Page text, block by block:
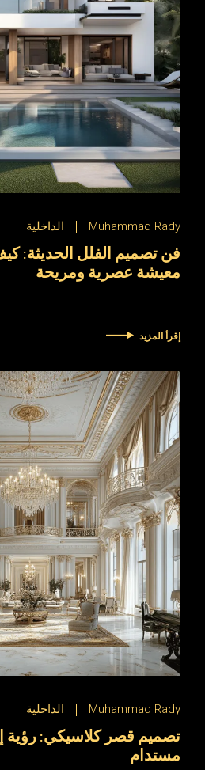
Muhammad Rady الداخلية
فن تصميم الفلل الحديثة:
معيشة عصرية ومريحة
إقرأ المزيد
Muhammad Rady الداخلية
تصميم قصر كلاسيكي: رؤية
مستدام